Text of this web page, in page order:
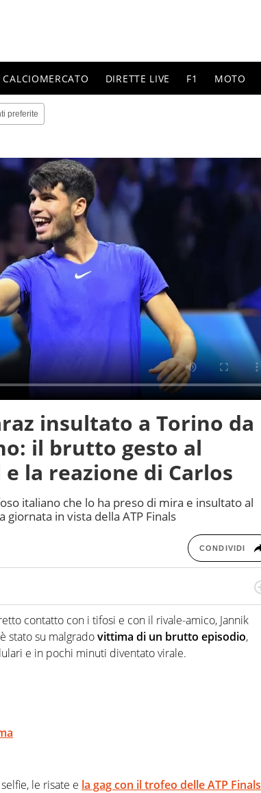
CALCIOMERCATO DIRETTE LIVE F1 MOTO
preferite
insultato a Torino da
il brutto gesto al
la reazione di Carlos
italiano che lo ha preso di mira e insultato al
in vista della ATP Finals
CONDIVIDI
divulgatore. E' una delle anime video del sito:
e lo fa come pochi altri
contatto con i tifosi e con il rivale-amico, Jannik
stato su malgradovittima di un brutto episodio,
e in pochi minuti diventato virale.
le risate e la gag con il trofeo delle ATP Finals